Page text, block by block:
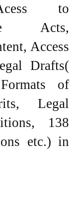
Acess to
Acts,
Access
Drafts(
of
Legal
138
etc.) in